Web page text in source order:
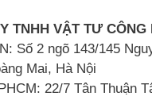
TNHH VẬT TƯ CÔNG
Số 2 ngõ 143/145
Mai, Hà Nội
22/7 Tân Thuận